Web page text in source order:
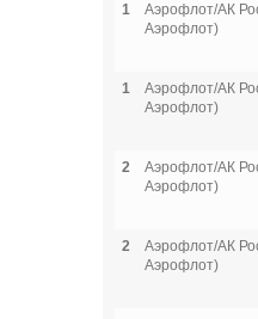
1
Аэрофлот/АК
Аэрофлот)
1
Аэрофлот/АК
Аэрофлот)
2
Аэрофлот/АК
Аэрофлот)
2
Аэрофлот/АК
Аэрофлот)